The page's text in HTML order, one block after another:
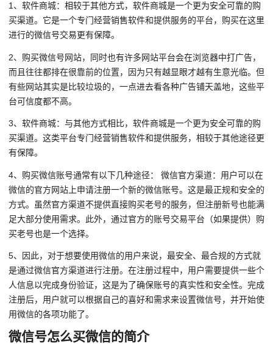
1、软件商城：相较于其他方式，软件商城是一个更为安全可靠的购
买渠道。它是一个专门经营销售软件和提供服务的平台，购买在这里
进行的微信号交易更有保障。
2、购买微信号网站，同时也有许多网站平台会在浏览器中打广告，
而且往往都排在很靠前的位置，因为只有越显眼才越有生意光临。但
有些网站其实是比较垃圾的，一点进去看各种广告铺天盖地，这些平
台可信度都不高。
3、软件商城：与其他方式相比，软件商城是一个更为安全可靠的购
买渠道。这类平台专门经营销售软件和提供服务，相较于其他途径更
有保障。
4、购买微信账号通常有以下几种途径： 微信官方渠道：用户可以在
微信的官方网站上申请注册一个新的微信账号。这是最正规和安全的
方式。虽然官方渠道不提供直接购买老号的服务，但注册新号也能满
足大部分使用需求。此外，通过官方的账号交易平台（如果提供）购
买老号也是一个选择。
5、因此，对于想要使用微信的用户来说，最安全、最合规的方式就
是通过微信官方渠道进行注册。在注册过程中，用户需要提供一些个
人信息以完成身份验证，这是为了确保账号的真实性和安全性。完成
注册后，用户就可以根据自己的喜好和需求来设置微信号，并开始使
用微信的各项功能了。
微信号怎么买微信的简介